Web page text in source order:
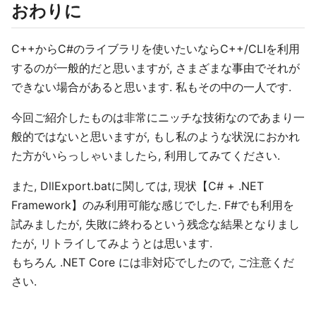
おわりに
C++からC#のライブラリを使いたいならC++/CLIを利用
するのが一般的だと思いますが, さまざまな事由でそれが
できない場合があると思います. 私もその中の一人です.
今回ご紹介したものは非常にニッチな技術なのであまり一
般的ではないと思いますが, もし私のような状況におかれ
た方がいらっしゃいましたら, 利用してみてください.
また, DllExport.batに関しては, 現状【C# + .NET
Framework】のみ利用可能な感じでした. F#でも利用を
試みましたが, 失敗に終わるという残念な結果となりまし
たが, リトライしてみようとは思います.
もちろん .NET Core には非対応でしたので, ご注意くだ
さい.